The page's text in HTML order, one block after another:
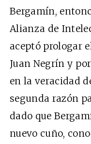
Bergamín,
Alianza de
aceptó prologar
Juan Negrín y
en la veracidad
segunda razón
dado que
nuevo cuño,